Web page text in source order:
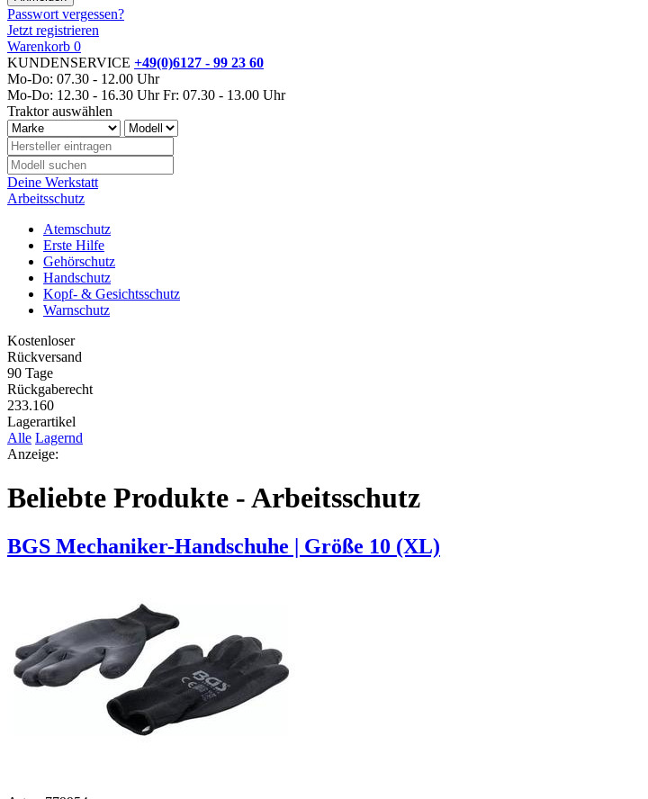
Passwort vergessen?
Jetzt registrieren
Warenkorb 0
KUNDENSERVICE +49(0)6127 - 99 23 60
Mo-Do: 07.30 - 12.00 Uhr
Mo-Do: 12.30 - 16.30 Uhr Fr: 07.30 - 13.00 Uhr
Traktor auswählen
Deine Werkstatt
Arbeitsschutz
Atemschutz
Erste Hilfe
Gehörschutz
Handschutz
Kopf- & Gesichtsschutz
Warnschutz
Kostenloser
Rückversand
90 Tage
Rückgaberecht
233.160
Lagerartikel
Alle Lagernd
Anzeige:
Beliebte Produkte - Arbeitsschutz
BGS Mechaniker-Handschuhe | Größe 10 (XL)